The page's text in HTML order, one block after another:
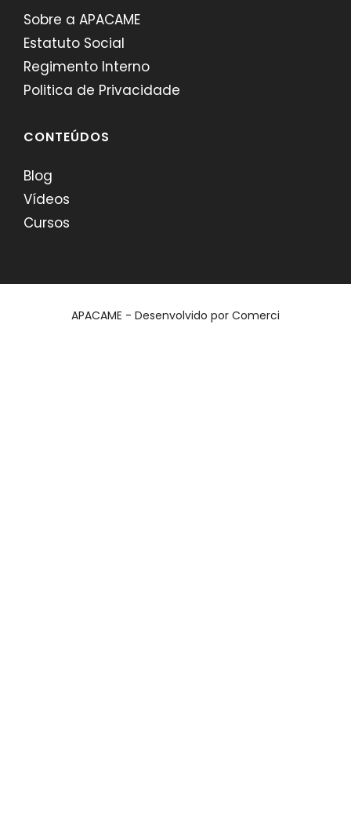
Sobre a APACAME
Estatuto Social
Regimento Interno
Politica de Privacidade
CONTEÚDOS
Blog
Vídeos
Cursos
APACAME - Desenvolvido por Comerci